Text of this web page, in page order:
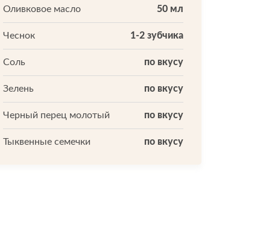
Оливковое масло 50 мл
Чеснок 1-2 зубчика
Соль по вкусу
Зелень по вкусу
Черный перец молотый по вкусу
Тыквенные семечки по вкусу